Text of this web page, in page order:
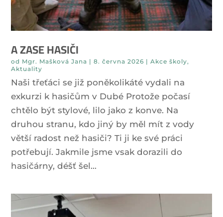
A ZASE HASIČI
od Mgr. Mašková Jana | 8. června 2026 | Akce školy,
Aktuality
Naši třeťáci se již poněkolikáté vydali na
exkurzi k hasičům v Dubé Protože počasí
chtělo být stylové, lilo jako z konve. Na
druhou stranu, kdo jiný by měl mít z vody
větší radost než hasiči? Ti ji ke své práci
potřebují. Jakmile jsme vsak dorazili do
hasičárny, déšť šel...